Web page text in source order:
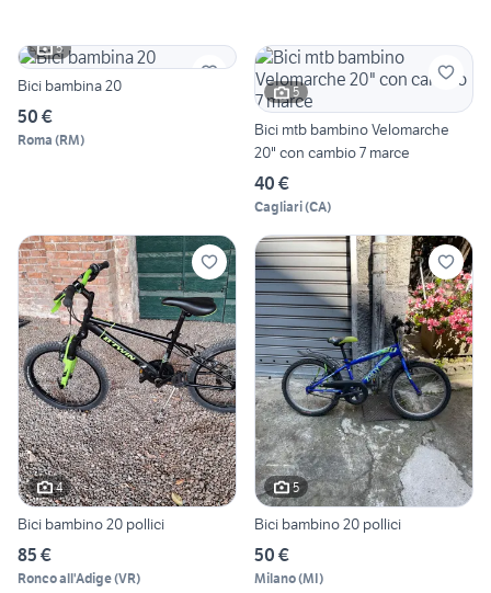
5
Bici bambina 20
50 €
Roma (RM)
5
Bici mtb bambino Velomarche
20" con cambio 7 marce
40 €
Cagliari(CA)
4
Bici bambino 20 pollici
85 €
Ronco all'Adige(VR)
5
Bici bambino 20 pollici
50 €
Milano(MI)